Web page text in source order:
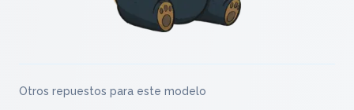
Otros repuestos para este modelo